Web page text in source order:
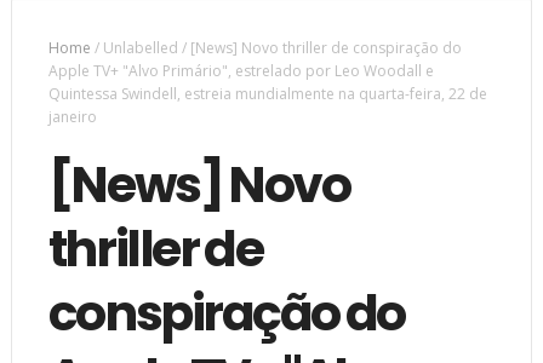
Home /Unlabelled / [News] Novo thriller de conspiração do
Apple TV+ "Alvo Primário", estrelado por Leo Woodall e
Quintessa Swindell, estreia mundialmente na quarta-feira, 22 de
janeiro
[News] Novo
thriller de
conspiração do